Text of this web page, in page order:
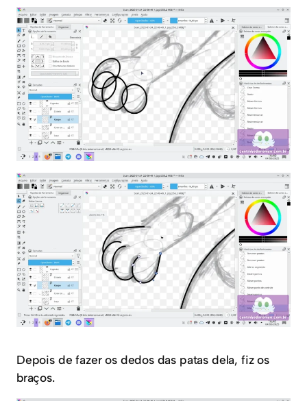
Depois de fazer os dedos das patas dela, fiz os
braços.